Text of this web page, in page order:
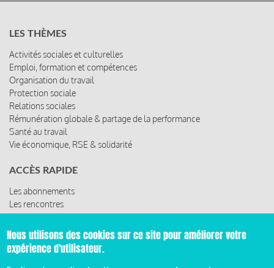
LES THÈMES
Activités sociales et culturelles
Emploi, formation et compétences
Organisation du travail
Protection sociale
Relations sociales
Rémunération globale & partage de la performance
Santé au travail
Vie économique, RSE & solidarité
ACCÈS RAPIDE
Les abonnements
Les rencontres
Les ressources
Nous utilisons des cookies sur ce site pour améliorer votre
expérience d'utilisateur.